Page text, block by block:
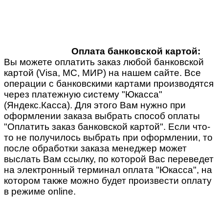
Оплата банковской картой:
Вы можете оплатить заказ любой банковской
картой (Visa, MC, МИР) на нашем сайте. Все
операции с банковскими картами производятся
через платежную систему "Юкасса"
(Яндекс.Касса). Для этого Вам нужно при
оформлении заказа выбрать способ оплаты
"Оплатить заказ банковской картой". Если что-
то не получилось выбрать при оформлении, то
после обработки заказа менеджер может
выслать Вам ссылку, по которой Вас переведет
на электронный терминал оплата "Юкасса", на
котором также можно будет произвести оплату
в режиме online.